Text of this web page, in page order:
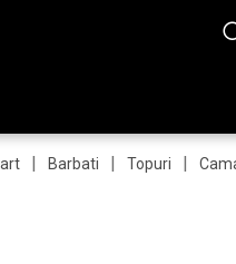
| Barbati | Topuri |